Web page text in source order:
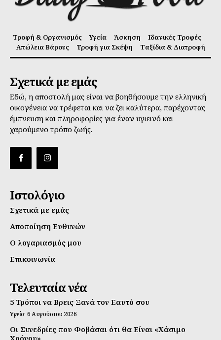
Τροφή & Οργανισμός Υγεία Άσκηση
Ιδανικές Τροφές
Απώλεια Βάρους
Τροφή για Σκέψη Ταξίδια & Διατροφή
Σχετικά με εμάς
Εδώ, η αποστολή μας είναι να βοηθήσουμε την ελληνική
οικογένεια να τρέφεται και να ζει καλύτερα, παρέχοντας
έμπνευση και πληροφορίες για έναν υγιεινό και
χαρούμενο τρόπο ζωής.
Ιστολόγιο
Σχετικά με εμάς
Αποποίηση Ευθυνών
Ο λογαριασμός μου
Επικοινωνία
Τελευταία νέα
5 Τρόποι να Βρεις Ξανά τον Εαυτό σου
Υγεία 6 Αυγούστου 2026
Οι Συνεδρίες που Φοβάσαι ότι θα Είναι «Χάσιμο
Χρόνου»